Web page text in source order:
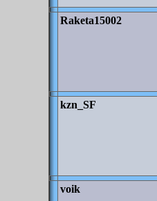
Raketa15002
kzn_SF
voik